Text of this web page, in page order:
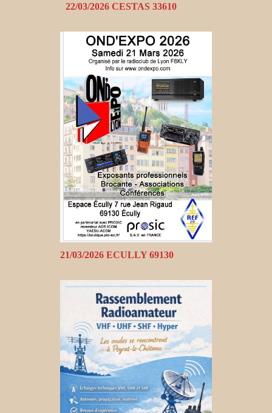
22/03/2026 CESTAS 33610
21/03/2026 ECULLY 69130